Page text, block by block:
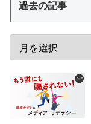
過去の記事